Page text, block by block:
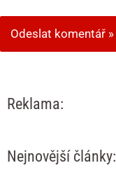
Reklama:
Nejnovější články: